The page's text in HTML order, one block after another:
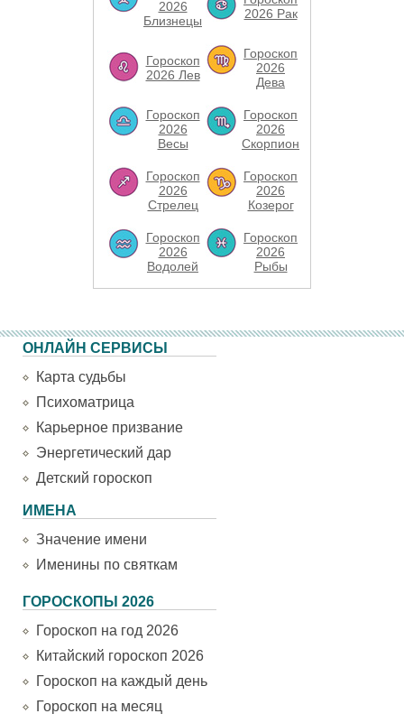
2026
Близнецы
2026 Рак
Гороскоп
2026 Лев
Гороскоп
2026
Дева
Гороскоп
2026
Весы
Гороскоп
2026
Скорпион
Гороскоп
2026
Стрелец
Гороскоп
2026
Козерог
Гороскоп
2026
Водолей
Гороскоп
2026
Рыбы
ОНЛАЙН СЕРВИСЫ
Карта судьбы
Психоматрица
Карьерное призвание
Энергетический дар
Детский гороскоп
ИМЕНА
Значение имени
Именины по святкам
ГОРОСКОПЫ 2026
Гороскоп на год 2026
Китайский гороскоп 2026
Гороскоп на каждый день
Гороскоп на месяц